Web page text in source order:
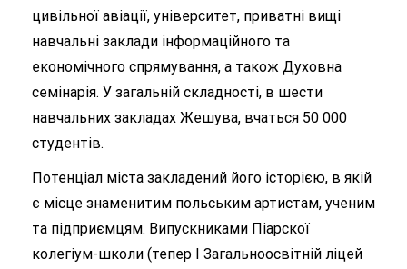
цивільної авіації, університет, приватні вищі
навчальні заклади інформаційного та
економічного спрямування, а також Духовна
семінарія. У загальній складності, в шести
навчальних закладах Жешува, вчаться 50 000
студентів.
Потенціал міста закладений його історією, в якій
є місце знаменитим польським артистам, ученим
та підприємцям. Випускниками Піарскої
колегіум-школи (тепер I Загальноосвітній ліцей